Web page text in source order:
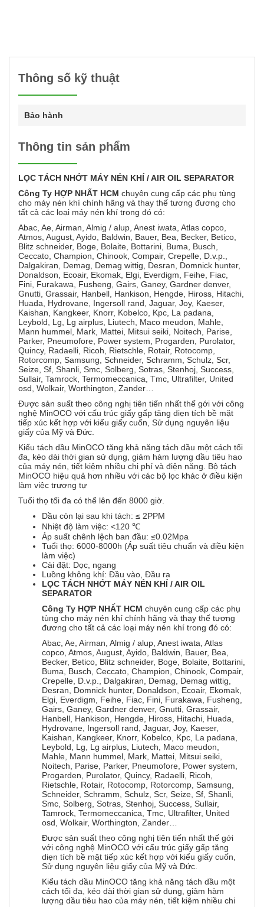
Thông số kỹ thuật
Bảo hành
Thông tin sản phẩm
LỌC TÁCH NHỚT MÁY NÉN KHÍ / AIR OIL SEPARATOR
Công Ty HỢP NHẤT HCM chuyên cung cấp các phụ tùng
cho máy nén khí chính hãng và thay thế tương đương cho
tất cả các loại máy nén khí trong đó có:
Abac, Ae, Airman, Almig / alup, Anest iwata, Atlas copco,
Atmos, August, Ayido, Baldwin, Bauer, Bea, Becker, Betico,
Blitz schneider, Boge, Bolaite, Bottarini, Buma, Busch,
Ceccato, Champion, Chinook, Compair, Crepelle, D.v.p.,
Dalgakiran, Demag, Demag wittig, Desran, Domnick hunter,
Donaldson, Ecoair, Ekomak, Elgi, Everdigm, Feihe, Fiac,
Fini, Furakawa, Fusheng, Gairs, Ganey, Gardner denver,
Gnutti, Grassair, Hanbell, Hankison, Hengde, Hiross, Hitachi,
Huada, Hydrovane, Ingersoll rand, Jaguar, Joy, Kaeser,
Kaishan, Kangkeer, Knorr, Kobelco, Kpc, La padana,
Leybold, Lg, Lg airplus, Liutech, Maco meudon, Mahle,
Mann hummel, Mark, Mattei, Mitsui seiki, Noitech, Parise,
Parker, Pneumofore, Power system, Progarden, Purolator,
Quincy, Radaelli, Ricoh, Rietschle, Rotair, Rotocomp,
Rotorcomp, Samsung, Schneider, Schramm, Schulz, Scr,
Seize, Sf, Shanli, Smc, Solberg, Sotras, Stenhoj, Success,
Sullair, Tamrock, Termomeccanica, Tmc, Ultrafilter, United
osd, Wolkair, Worthington, Zander…
Được sản suất theo công nghị tiên tiến nhất thế gới với công
nghệ MinOCO với cấu trúc giấy gấp tăng diẹn tích bề mặt
tiếp xúc kết hợp với kiểu giấy cuốn, Sử dụng nguyên liệu
giấy của Mỹ và Đức.
Kiểu tách dầu MinOCO tăng khả năng tách dầu một cách tối
đa, kéo dài thời gian sử dụng, giảm hàm lượng dầu tiêu hao
của máy nén, tiết kiệm nhiều chi phí và điện năng. Bộ tách
MinOCO hiệu quả hơn nhiều với các bộ lọc khác ở điều kiện
làm việc trương tự
Tuổi thọ tối đa có thể lên đến 8000 giờ.
Dầu còn lại sau khi tách: ≤ 2PPM
Nhiệt độ làm việc: <120 ℃
Áp suất chênh lệch ban đầu: ≤0.02Mpa
Tuổi thọ: 6000-8000h (Áp suất tiêu chuẩn và điều kiện
làm việc)
Cài đặt: Dọc, ngang
Luồng không khí: Đầu vào, Đầu ra
LỌC TÁCH NHỚT MÁY NÉN KHÍ / AIR OIL
SEPARATOR
Công Ty HỢP NHẤT HCM chuyên cung cấp các phụ
tùng cho máy nén khí chính hãng và thay thế tương
đương cho tất cả các loại máy nén khí trong đó có:
Abac, Ae, Airman, Almig / alup, Anest iwata, Atlas
copco, Atmos, August, Ayido, Baldwin, Bauer, Bea,
Becker, Betico, Blitz schneider, Boge, Bolaite, Bottarini,
Buma, Busch, Ceccato, Champion, Chinook, Compair,
Crepelle, D.v.p., Dalgakiran, Demag, Demag wittig,
Desran, Domnick hunter, Donaldson, Ecoair, Ekomak,
Elgi, Everdigm, Feihe, Fiac, Fini, Furakawa, Fusheng,
Gairs, Ganey, Gardner denver, Gnutti, Grassair,
Hanbell, Hankison, Hengde, Hiross, Hitachi, Huada,
Hydrovane, Ingersoll rand, Jaguar, Joy, Kaeser,
Kaishan, Kangkeer, Knorr, Kobelco, Kpc, La padana,
Leybold, Lg, Lg airplus, Liutech, Maco meudon,
Mahle, Mann hummel, Mark, Mattei, Mitsui seiki,
Noitech, Parise, Parker, Pneumofore, Power system,
Progarden, Purolator, Quincy, Radaelli, Ricoh,
Rietschle, Rotair, Rotocomp, Rotorcomp, Samsung,
Schneider, Schramm, Schulz, Scr, Seize, Sf, Shanli,
Smc, Solberg, Sotras, Stenhoj, Success, Sullair,
Tamrock, Termomeccanica, Tmc, Ultrafilter, United
osd, Wolkair, Worthington, Zander…
Được sản suất theo công nghị tiên tiến nhất thế gới
với công nghệ MinOCO với cấu trúc giấy gấp tăng
diẹn tích bề mặt tiếp xúc kết hợp với kiểu giấy cuốn,
Sử dụng nguyên liệu giấy của Mỹ và Đức.
Kiểu tách dầu MinOCO tăng khả năng tách dầu một
cách tối đa, kéo dài thời gian sử dụng, giảm hàm
lượng dầu tiêu hao của máy nén, tiết kiệm nhiều chi